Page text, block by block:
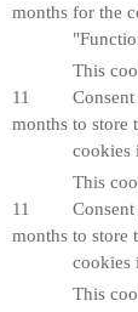
months for the
11
months
This
to store
cookies
11
months
This
to store
cookies
This